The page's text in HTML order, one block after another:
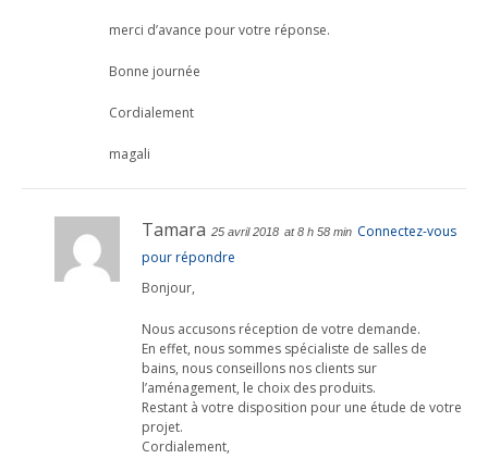
merci d’avance pour votre réponse.
Bonne journée
Cordialement
magali
Tamara 25 avril 2018 at 8 h 58 min Connectez-vous
pour répondre
Bonjour,
Nous accusons réception de votre demande.
En effet, nous sommes spécialiste de salles de
bains, nous conseillons nos clients sur
l’aménagement, le choix des produits.
Restant à votre disposition pour une étude de votre
projet.
Cordialement,